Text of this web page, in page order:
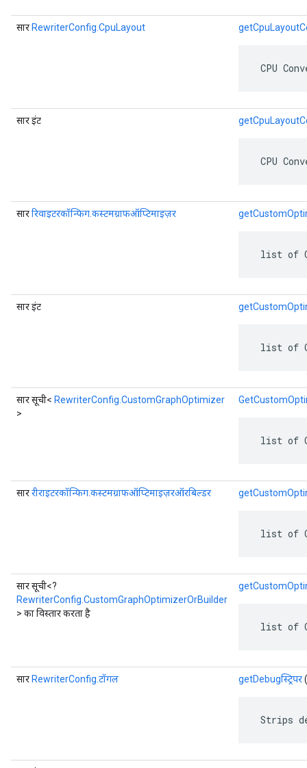
सार RewriterConfig.CpuLayout
CPU
सार इंट
CPU
साररिवाइटरकॉन्फिग.कस्टमग्राफऑप्टिमाइज़र
list of
सार इंट
list of
सार सूची< RewriterConfig.CustomGraphOptimizer
>
list of
साररीराइटरकॉन्फिग.कस्टमग्राफऑप्टिमाइज़रऑरबिल्डर
list of
सार सूची<?
RewriterConfig.CustomGraphOptimizerOrBuilder
> का विस्तार करता है
list of
सार RewriterConfig.टॉगल getDebugस्ट्रिपर
Strips